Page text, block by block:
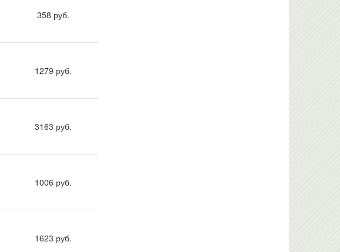
358 руб.
1279 руб.
3163 руб.
1006 руб.
1623 руб.